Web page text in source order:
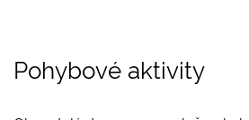
Pohybové aktivity